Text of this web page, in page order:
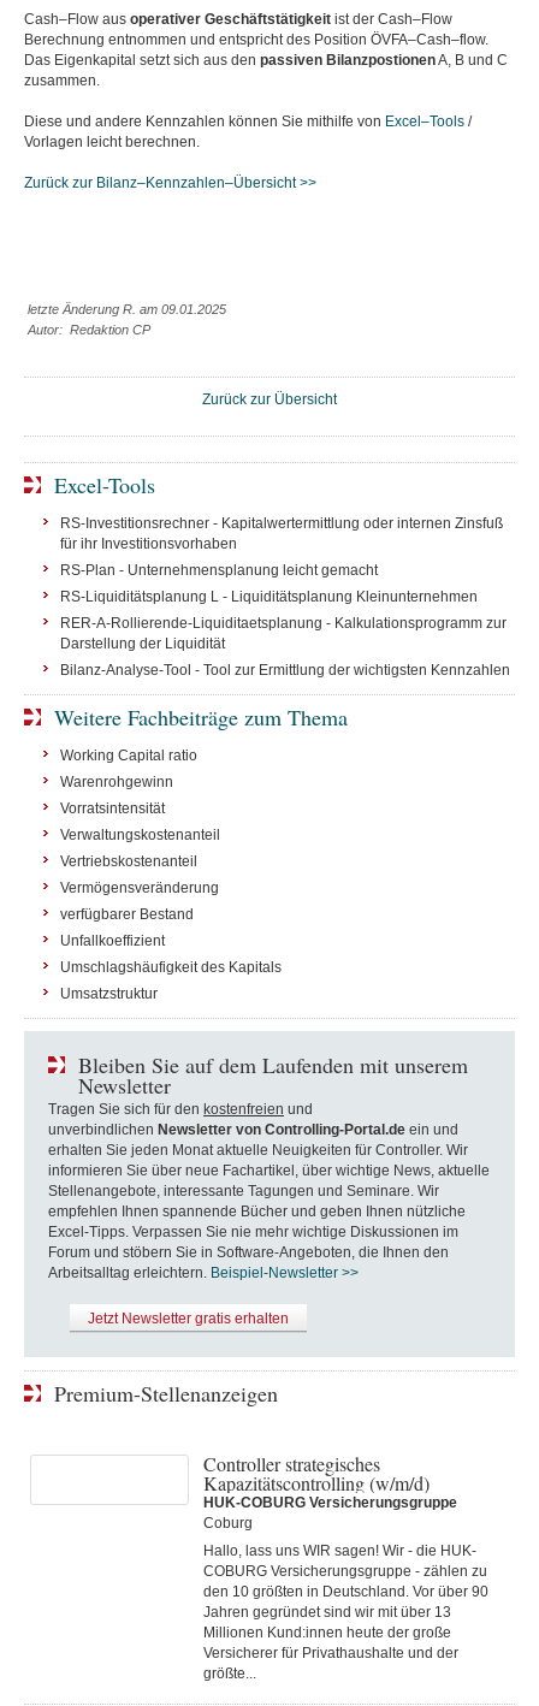
Cash–Flow aus operativer Geschäftstätigkeit ist der Cash–Flow
Berechnung entnommen und entspricht des Position ÖVFA–Cash–flow.
Das Eigenkapital setzt sich aus den passiven BilanzpostionenA, B und C
zusammen.
Diese und andere Kennzahlen können Sie mithilfe von Excel–Tools /
Vorlagen leicht berechnen.
Zurück zur Bilanz–Kennzahlen–Übersicht >>
letzte Änderung R. am 09.01.2025
Autor: Redaktion CP
Zurück zur Übersicht
Excel-Tools
RS-Investitionsrechner - Kapitalwertermittlung oder internen Zinsfuß
für ihr Investitionsvorhaben
RS-Plan - Unternehmensplanung leicht gemacht
RS-Liquiditätsplanung L - Liquiditätsplanung Kleinunternehmen
RER-A-Rollierende-Liquiditaetsplanung - Kalkulationsprogramm zur
Darstellung der Liquidität
Bilanz-Analyse-Tool - Tool zur Ermittlung der wichtigsten Kennzahlen
Weitere Fachbeiträge zum Thema
Working Capital ratio
Warenrohgewinn
Vorratsintensität
Verwaltungskostenanteil
Vertriebskostenanteil
Vermögensveränderung
verfügbarer Bestand
Unfallkoeffizient
Umschlagshäufigkeit des Kapitals
Umsatzstruktur
Bleiben Sie auf dem Laufenden mit unserem
Newsletter
Tragen Sie sich für den kostenfreien und
unverbindlichen Newsletter von Controlling-Portal.de ein und
erhalten Sie jeden Monat aktuelle Neuigkeiten für Controller. Wir
informieren Sie über neue Fachartikel, über wichtige News, aktuelle
Stellenangebote, interessante Tagungen und Seminare. Wir
empfehlen Ihnen spannende Bücher und geben Ihnen nützliche
Excel-Tipps. Verpassen Sie nie mehr wichtige Diskussionen im
Forum und stöbern Sie in Software-Angeboten, die Ihnen den
Arbeitsalltag erleichtern. Beispiel-Newsletter >>
Jetzt Newsletter gratis erhalten
Premium-Stellenanzeigen
Controller strategisches
Kapazitätscontrolling (w/m/d)
HUK-COBURG Versicherungsgruppe
Coburg
Hallo, lass uns WIR sagen! Wir - die HUK-
COBURG Versicherungsgruppe - zählen zu
den 10 größten in Deutschland. Vor über 90
Jahren gegründet sind wir mit über 13
Millionen Kund:innen heute der große
Versicherer für Privathaushalte und der
größte...